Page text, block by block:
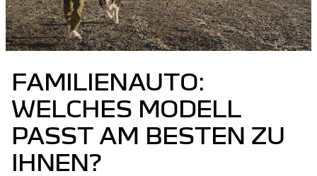
FAMILIENAUTO:
WELCHES MODELL
PASST AM BESTEN ZU
IHNEN?